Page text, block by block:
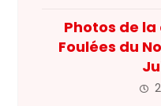
Photos de
Foulées du